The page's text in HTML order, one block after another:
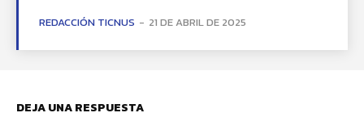
REDACCIÓN TICNUS - 21 DE ABRIL DE 2025
DEJA UNA RESPUESTA